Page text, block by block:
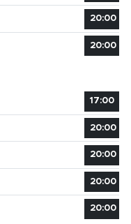
20:00
20:00
17:00
20:00
20:00
20:00
20:00